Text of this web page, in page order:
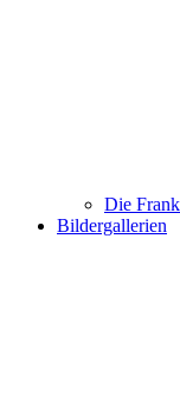
Die
Bildergallerien